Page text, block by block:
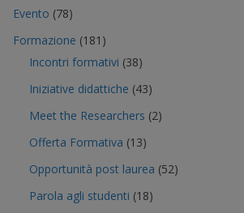
Evento (78)
Formazione (181)
Incontri formativi (38)
Iniziative didattiche (43)
Meet the Researchers (2)
Offerta Formativa (13)
Opportunità post laurea (52)
Parola agli studenti (18)